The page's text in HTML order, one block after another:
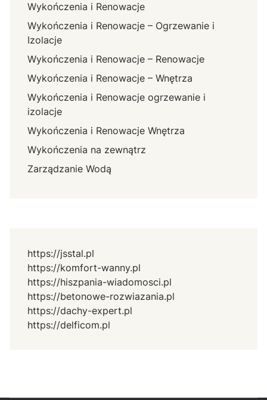
Wykończenia i Renowacje
Wykończenia i Renowacje – Ogrzewanie i
Izolacje
Wykończenia i Renowacje – Renowacje
Wykończenia i Renowacje – Wnętrza
Wykończenia i Renowacje ogrzewanie i
izolacje
Wykończenia i Renowacje Wnętrza
Wykończenia na zewnątrz
Zarządzanie Wodą
https://jsstal.pl
https://komfort-wanny.pl
https://hiszpania-wiadomosci.pl
https://betonowe-rozwiazania.pl
https://dachy-expert.pl
https://delficom.pl